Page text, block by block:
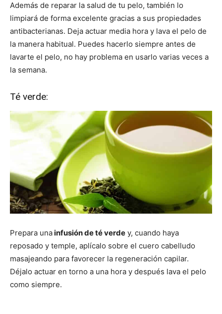
Además de reparar la salud de tu pelo, también lo
limpiará de forma excelente gracias a sus propiedades
antibacterianas. Deja actuar media hora y lava el pelo de
la manera habitual. Puedes hacerlo siempre antes de
lavarte el pelo, no hay problema en usarlo varias veces a
la semana.
Té verde:
Prepara unainfusión de té verde y, cuando haya
reposado y temple, aplícalo sobre el cuero cabelludo
masajeando para favorecer la regeneración capilar.
Déjalo actuar en torno a una hora y después lava el pelo
como siempre.